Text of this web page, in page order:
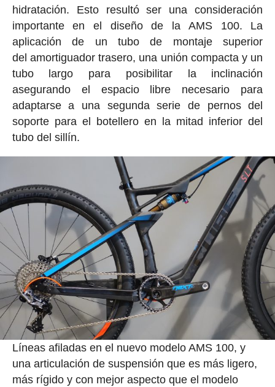
hidratación. Esto resultó ser una consideración
importante en el diseño de la AMS 100. La
aplicación de un tubo de montaje superior
del amortiguador trasero, una unión compacta y un
tubo largo para posibilitar la inclinación
asegurando el espacio libre necesario para
adaptarse a una segunda serie de pernos del
soporte para el botellero en la mitad inferior del
tubo del sillín.
Líneas afiladas en el nuevo modelo AMS 100, y
una articulación de suspensión que es más ligero,
más rígido y con mejor aspecto que el modelo